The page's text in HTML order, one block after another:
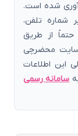
شده است.
شماره تلفن،
از طریق
محضرچی
این اطلاعات
سامانه رسمی